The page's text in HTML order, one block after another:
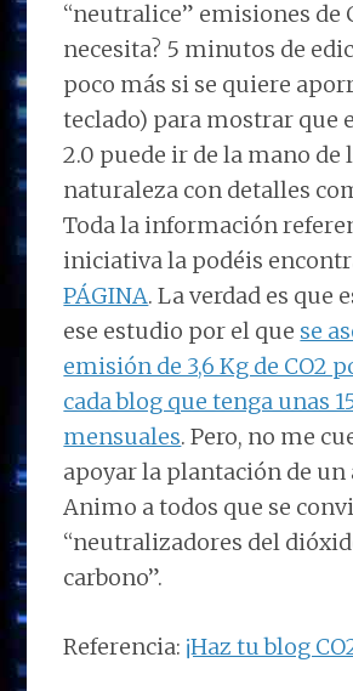
“neutralice” emisiones de
necesita? 5 minutos de
poco más si se quiere
teclado) para mostrar que
2.0 puede ir de la mano de
naturaleza con detalles
Toda la información
iniciativa la podéis
PÁGINA. La verdad es que
ese estudio por el que se
emisión de 3,6 Kg de CO2
cada blog que tenga unas
mensuales. Pero, no me
apoyar la plantación de un
Animo a todos que se
“neutralizadores del
carbono”.
Referencia: ¡Haz tu blog